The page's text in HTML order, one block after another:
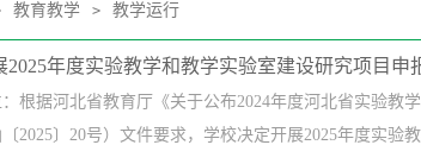
教育教学 > 教学运行
2025年度实验教学和教学实验室建设研究项目申
根据河北省教育厅《关于公布2024年度河北省实验教
2025〕20号）文件要求，学校决定开展2025年度实验